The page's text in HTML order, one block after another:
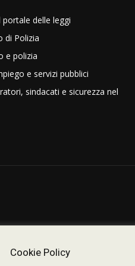
delle leggi
di Polizia
e polizia
e servizi pubblici
sindacati e sicurezza nel
Cookie Policy